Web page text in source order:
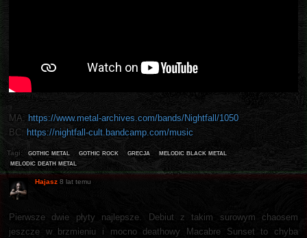
MA: https://www.metal-archives.com/bands/Nightfall/1050
BC: https://nightfall-cult.bandcamp.com/music
Tagi: gothic metal gothic rock grecja
melodic black metal
melodic death metal
Hajasz 8 lat temu
Pierwsze dwie płyty najlepsze. Debiut z takim surowym chaosem
jeszcze w brzmieniu i mocno deathowy Macabre Sunset to chyba